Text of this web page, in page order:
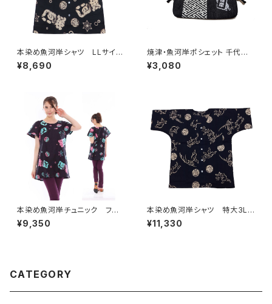
本染め魚河岸シャツ LLサイ
ズ 認定証付き 木綿晒 涼麻
柄 黒×オフホワイト 日本
ャツ 濱いちシャツ 焼津 浜
通り 港町
¥8,690
焼津・魚河岸ポシェット 千代掛
けポーチ 【千社札紗綾形 魚河
岸】チャック付き デニム素材 日
¥3,080
本染め魚河岸チュニック フリ
ーサイズ 浴衣生地 涼麻柄
黒×ピンク・水色グラデーショ
¥9,350
本染め魚河岸シャツ 特大3Lサ
イズ 国宝・鳥獣戯画 高山寺
公認 認定証付き 木綿晒 黒
¥11,330
CATEGORY